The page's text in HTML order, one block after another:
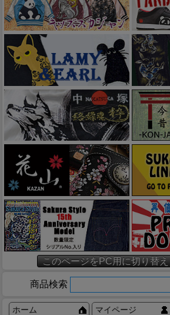
このページをPC用に切り替え
商品検索
ホーム マイページ